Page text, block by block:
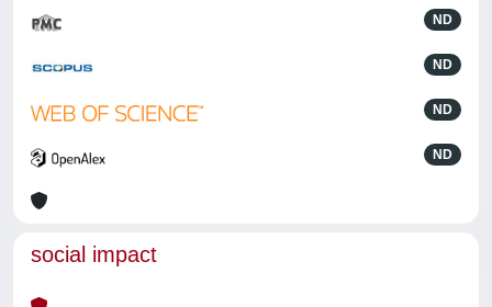
ND
ND
ND
ND
social impact